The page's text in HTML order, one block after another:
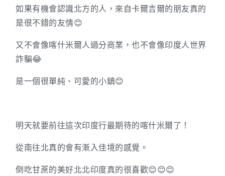
如果有機會認識北方的人，來自卡爾吉爾的朋友真的
是很不錯的友情😊
又不會像喀什米爾人過分商業，也不會像印度人世界
詐騙😂
是一個很單純、可愛的小鎮😊
明天就要前往這次印度行最期待的喀什米爾了！
從南往北真的會有漸入佳境的感覺。
倒吃甘蔗的美好北北印度真的很喜歡😊😊😊